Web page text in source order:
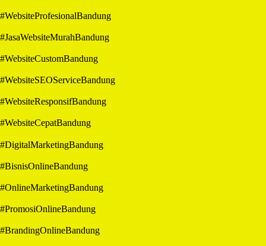
#WebsiteProfesionalBandung
#JasaWebsiteMurahBandung
#WebsiteCustomBandung
#WebsiteSEOServiceBandung
#WebsiteResponsifBandung
#WebsiteCepatBandung
#DigitalMarketingBandung
#BisnisOnlineBandung
#OnlineMarketingBandung
#PromosiOnlineBandung
#BrandingOnlineBandung